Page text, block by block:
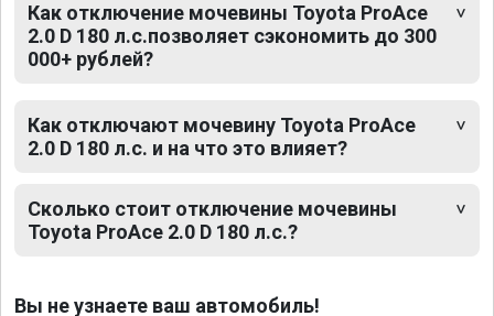
Как отключение мочевины Toyota ProAce
2.0 D 180 л.с.позволяет сэкономить до 300
000+ рублей?
Как отключают мочевину Toyota ProAce
2.0 D 180 л.с. и на что это влияет?
Сколько стоит отключение мочевины
Toyota ProAce 2.0 D 180 л.с.?
Вы не узнаете ваш автомобиль!